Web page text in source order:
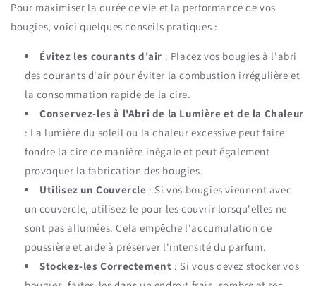
Pour maximiser la durée de vie et la performance de vos
bougies, voici quelques conseils pratiques :
Évitez les courants d'air : Placez vos bougies à l'abri
des courants d'air pour éviter la combustion irrégulière et
la consommation rapide de la cire.
Conservez-les à l'Abri de la Lumière et de la Chaleur
: La lumière du soleil ou la chaleur excessive peut faire
fondre la cire de manière inégale et peut également
provoquer la fabrication des bougies.
Utilisez un Couvercle : Si vos bougies viennent avec
un couvercle, utilisez-le pour les couvrir lorsqu'elles ne
sont pas allumées. Cela empêche l'accumulation de
poussière et aide à préserver l'intensité du parfum.
Stockez-les Correctement : Si vous devez stocker vos